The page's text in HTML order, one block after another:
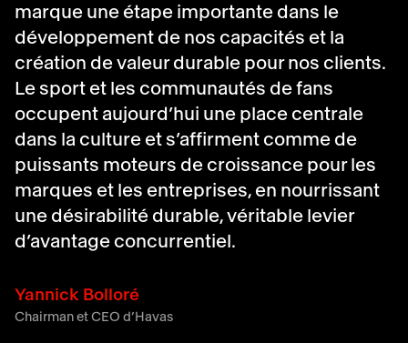
marque une étape importante dans le
développement de nos capacités et la
création de valeur durable pour nos clients.
Le sport et les communautés de fans
occupent aujourd’hui une place centrale
dans la culture et s’affirment comme de
puissants moteurs de croissance pour les
marques et les entreprises, en nourrissant
une désirabilité durable, véritable levier
d’avantage concurrentiel.
Yannick Bolloré
Chairman et CEO d’Havas